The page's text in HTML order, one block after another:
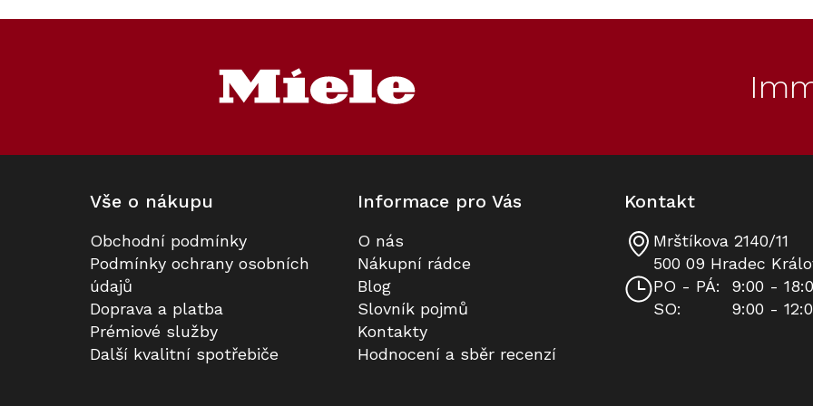
Indukční deska MIELE KM 8585
FL MattFinish (bez rámečku)
Skladem v Miele
58 990 Kč
Indukční deska MIELE KM 8695
Skladem v Miele
81 990 Kč
Hrnec na vaření Miele KMKT 8420
- M Sense (průměr 20 cm, objem
4 l)
Na dotaz
7 990 Kč
Nádobí Miele KMTS 8602 -
Startovací sada M Sense (2dílná)
Do 14 dní
15 490 Kč
Vše o nákupu
Obchodní podmínky
Podmínky ochrany osobních
údajů
Doprava a platba
Prémiové služby
Další kvalitní spotřebiče
Informace pro Vás
O nás
Nákupní rádce
Blog
Slovník pojmů
Kontakty
Hodnocení a sběr recenzí
Kontakt
Mrštíkova 2140/11
500 09 Hradec
PO - PÁ:
9:00 -
SO:
9:00 -